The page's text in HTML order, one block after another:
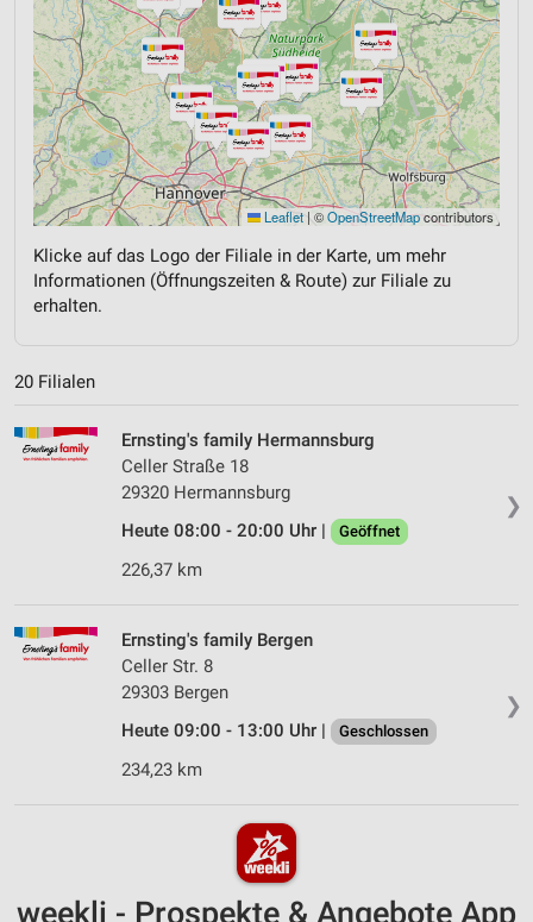
Leaflet | ©OpenStreetMapcontributors
Klicke auf das Logo der Filiale in der Karte, um mehr
Informationen (Öffnungszeiten & Route) zur Filiale zu
erhalten.
20 Filialen
❯
Ernsting's family Hermannsburg
Celler Straße 18
29320 Hermannsburg
Heute 08:00 - 20:00 Uhr |
Geöffnet
226,37 km
❯
Ernsting's family Bergen
Celler Str. 8
29303 Bergen
Heute 09:00 - 13:00 Uhr |
Geschlossen
234,23 km
weekli - Prospekte & Angebote App